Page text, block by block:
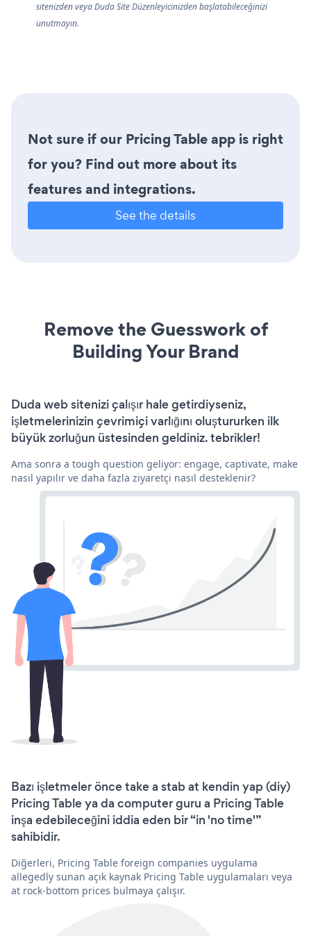
sitenizden veya Duda Site Düzenleyicinizden başlatabileceğinizi
unutmayın.
Not sure if our Pricing Table app is right
for you? Find out more about its
features and integrations.
See the details
Remove the Guesswork of
Building Your Brand
Duda web sitenizi çalışır hale getirdiyseniz,
işletmelerinizin çevrimiçi varlığını oluştururken ilk
büyük zorluğun üstesinden geldiniz. tebrikler!
Ama sonra a tough question geliyor: engage, captivate, make
nasıl yapılır ve daha fazla ziyaretçi nasıl desteklenir?
Bazı işletmeler önce take a stab at kendin yap (diy)
Pricing Table ya da computer guru a Pricing Table
inşa edebileceğini iddia eden bir “in 'no time'”
sahibidir.
Diğerleri, Pricing Table foreign companies uygulama
allegedly sunan açık kaynak Pricing Table uygulamaları veya
at rock-bottom prices bulmaya çalışır.